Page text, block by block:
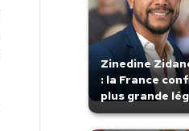
Zinedine
: la France
plus grande